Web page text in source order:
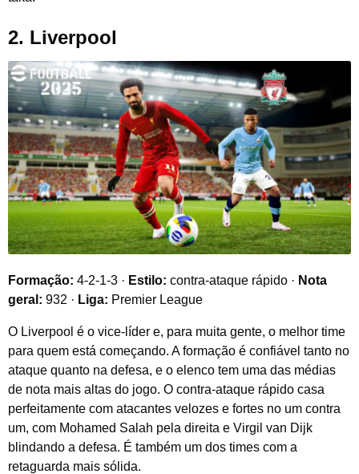
2. Liverpool
Formação: 4-2-1-3 · Estilo: contra-ataque rápido · Nota
geral: 932 · Liga: Premier League
O Liverpool é o vice-líder e, para muita gente, o melhor time
para quem está começando. A formação é confiável tanto no
ataque quanto na defesa, e o elenco tem uma das médias
de nota mais altas do jogo. O contra-ataque rápido casa
perfeitamente com atacantes velozes e fortes no um contra
um, com Mohamed Salah pela direita e Virgil van Dijk
blindando a defesa. É também um dos times com a
retaguarda mais sólida.